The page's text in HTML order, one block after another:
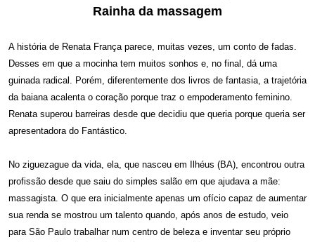
Rainha da massagem
A história de Renata França parece, muitas vezes, um conto de fadas.
Desses em que a mocinha tem muitos sonhos e, no final, dá uma
guinada radical. Porém, diferentemente dos livros de fantasia, a trajetória
da baiana acalenta o coração porque traz o empoderamento feminino.
Renata superou barreiras desde que decidiu que queria porque queria ser
apresentadora do Fantástico.
No ziguezague da vida, ela, que nasceu em Ilhéus (BA), encontrou outra
profissão desde que saiu do simples salão em que ajudava a mãe:
massagista. O que era inicialmente apenas um ofício capaz de aumentar
sua renda se mostrou um talento quando, após anos de estudo, veio
para São Paulo trabalhar num centro de beleza e inventar seu próprio